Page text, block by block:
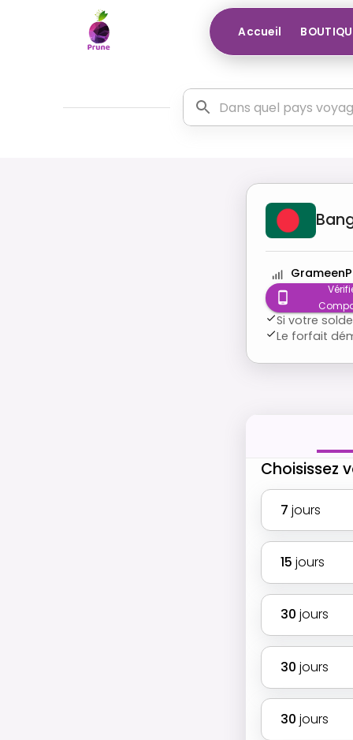
Accueil
Si votre
Le forfait
Choisissez
7 jours
15 jours
30 jours
30 jours
30 jours